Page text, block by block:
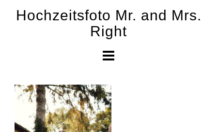
Hochzeitsfoto Mr. and Mrs.
Right